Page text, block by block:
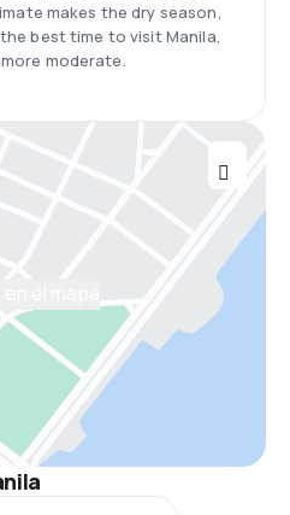
makes the dry season,
best time to visit Manila,
moderate.